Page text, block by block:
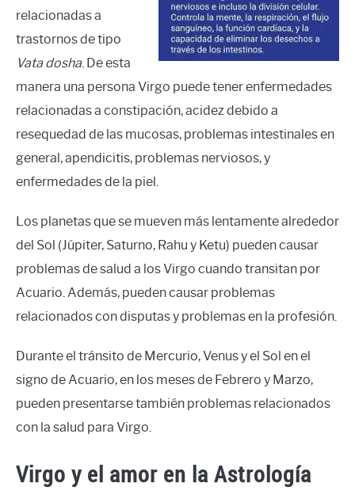
relacionadas a
trastornos de tipo
Vata dosha. De esta
manera una persona Virgo puede tener enfermedades
relacionadas a constipación, acidez debido a
resequedad de las mucosas, problemas intestinales en
general, apendicitis, problemas nerviosos, y
enfermedades de la piel.
Los planetas que se mueven más lentamente alrededor
del Sol (Júpiter, Saturno, Rahu y Ketu) pueden causar
problemas de salud a los Virgo cuando transitan por
Acuario. Además, pueden causar problemas
relacionados con disputas y problemas en la profesión.
Durante el tránsito de Mercurio, Venus y el Sol en el
signo de Acuario, en los meses de Febrero y Marzo,
pueden presentarse también problemas relacionados
con la salud para Virgo.
Virgo y el amor en la Astrología